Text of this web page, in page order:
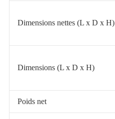
Dimensions nettes (L x D x H)
Dimensions (L x D x H)
Poids net